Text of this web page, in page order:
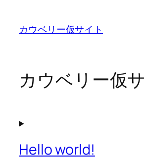
カウベリー仮サイト
カウベリー仮
Hello world!